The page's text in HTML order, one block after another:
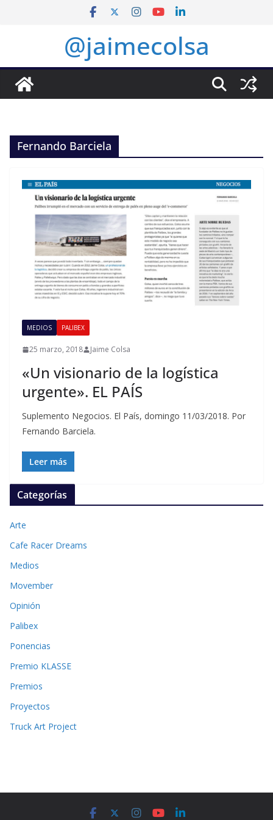
@jaimecolsa
Fernando Barciela
MEDIOS PALIBEX
25 marzo, 2018 Jaime Colsa
«Un visionario de la logística
urgente». EL PAÍS
Suplemento Negocios. El País, domingo 11/03/2018. Por
Fernando Barciela.
Leer más
Categorías
Arte
Cafe Racer Dreams
Medios
Movember
Opinión
Palibex
Ponencias
Premio KLASSE
Premios
Proyectos
Truck Art Project